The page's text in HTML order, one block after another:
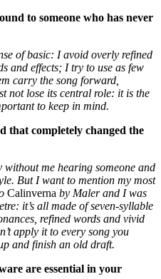
to someone who has never
of basic: I avoid overly refined
and effects; I try to use as few
carry the song forward,
not lose its central role: it is the
to keep in mind.
that completely changed the
without me hearing someone and
But I want to mention my most
Calinverna by Maler and I was
it’s all made of seven-syllable
refined words and vivid
apply it to every song you
and finish an old draft.
are essential in your